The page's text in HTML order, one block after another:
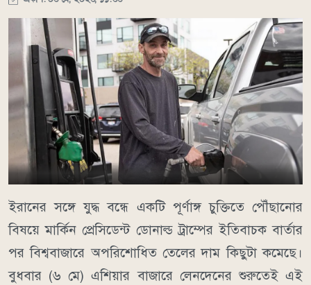
ইরানের সঙ্গে যুদ্ধ বন্ধে একটি পূর্ণাঙ্গ চুক্তিতে পৌঁছানোর
বিষয়ে মার্কিন প্রেসিডেন্ট ডোনাল্ড ট্রাম্পের ইতিবাচক বার্তার
পর বিশ্ববাজারে অপরিশোধিত তেলের দাম কিছুটা কমেছে।
বুধবার (৬ মে) এশিয়ার বাজারে লেনদেনের শুরুতেই এই